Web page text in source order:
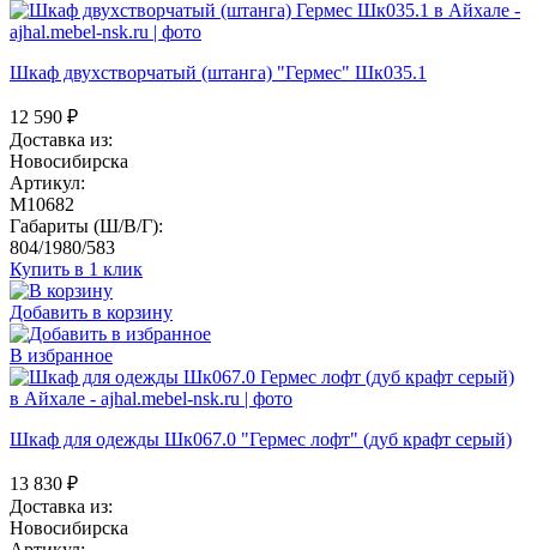
Шкаф двухстворчатый (штанга) "Гермес" Шк035.1
12 590 ₽
Доставка из:
Новосибирска
Артикул:
M10682
Габариты (Ш/В/Г):
804/1980/583
Купить в 1 клик
Добавить в корзину
В избранное
Шкаф для одежды Шк067.0 "Гермес лофт" (дуб крафт серый)
13 830 ₽
Доставка из:
Новосибирска